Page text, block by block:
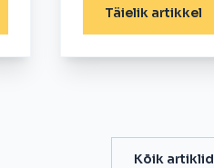
Täielik artikkel
Kõik artiklid